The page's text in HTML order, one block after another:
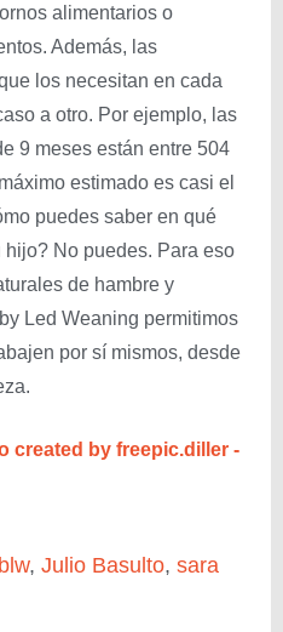
alimentarios o
Además, las
los necesitan en cada
a otro. Por ejemplo, las
9 meses están entre 504
estimado es casi el
puedes saber en qué
No puedes. Para eso
de hambre y
Led Weaning permitimos
por sí mismos, desde
created by freepic.diller -
blw, Julio Basulto, sara